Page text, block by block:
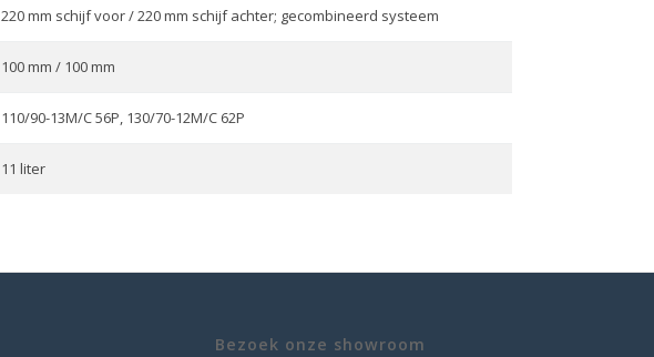
220 mm schijf voor / 220 mm schijf achter; gecombineerd systeem
100 mm / 100 mm
110/90-13M/C 56P, 130/70-12M/C 62P
11 liter
Bezoek onze showroom